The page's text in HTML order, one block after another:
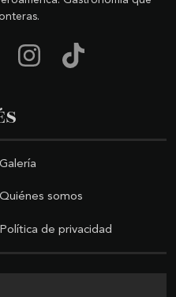
Galería
Quiénes somos
Política de privacidad